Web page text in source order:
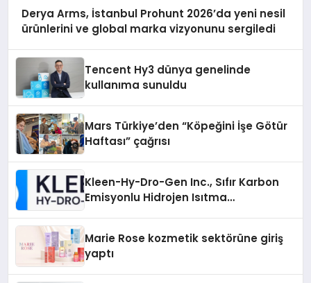
Derya Arms, İstanbul Prohunt 2026’da yeni nesil
ürünlerini ve global marka vizyonunu sergiledi
Tencent Hy3 dünya genelinde
kullanıma sunuldu
Mars Türkiye’den “Köpeğini İşe Götür
Haftası” çağrısı
Kleen-Hy-Dro-Gen Inc., Sıfır Karbon
Emisyonlu Hidrojen Isıtma
Marie Rose kozmetik sektörüne giriş
yaptı